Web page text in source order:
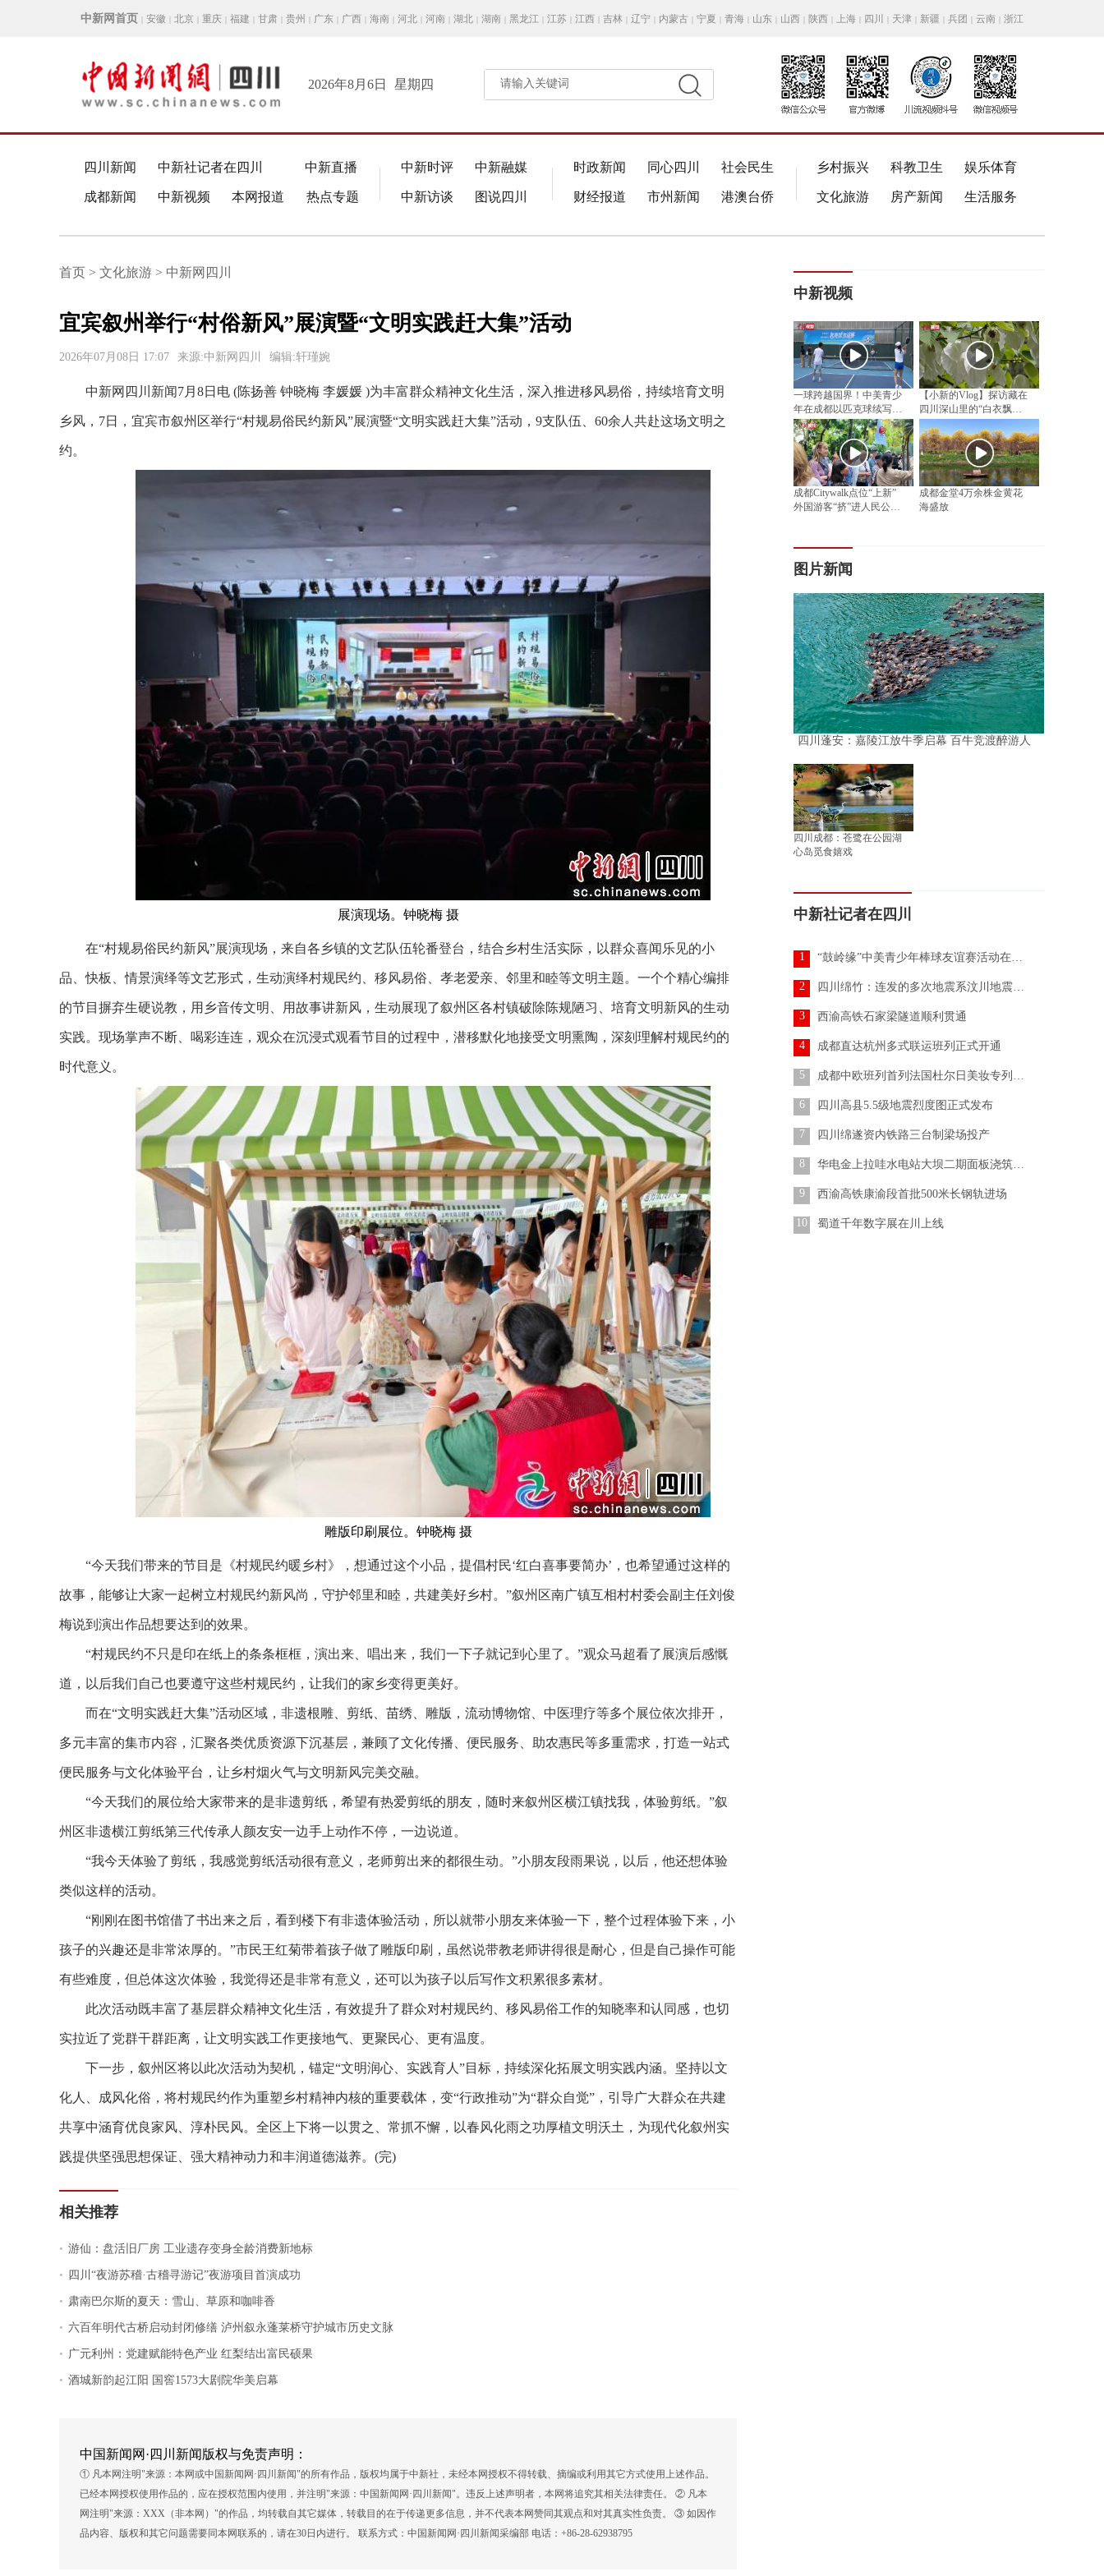
中新网首页 | 安徽 | 北京 | 重庆 | 福建 | 甘肃 | 贵州 | 广东 | 广西 | 海南 | 河北 | 河南 | 湖北 | 湖南 | 黑龙江 | 江苏 | 江西 | 吉林 | 辽宁 | 内蒙古 | 宁夏 | 青海 | 山东 | 山西 | 陕西 | 上海 | 四川 | 天津 | 新疆 | 兵团 | 云南 | 浙江
2026年8月6日 星期四 请输入关键词
四川新闻 中新社记者在四川 中新直播
成都新闻 中新视频 本网报道 热点专题
中新时评 中新融媒
中新访谈 图说四川
时政新闻 同心四川 社会民生
财经报道 市州新闻 港澳台侨
乡村振兴 科教卫生 娱乐体育
文化旅游 房产新闻 生活服务
首页 > 文化旅游 > 中新网四川
宜宾叙州举行“村俗新风”展演暨“文明实践赶大集”活动
2026年07月08日 17:07 来源:中新网四川 编辑:轩瑾婉
中新网四川新闻7月8日电 (陈扬善 钟晓梅 李媛媛 )为丰富群众精神文化生活，深入推进移风易俗，持续培育文明
乡风，7日，宜宾市叙州区举行“村规易俗民约新风”展演暨“文明实践赶大集”活动，9支队伍、60余人共赴这场文明之
约。
展演现场。钟晓梅 摄
在“村规易俗民约新风”展演现场，来自各乡镇的文艺队伍轮番登台，结合乡村生活实际，以群众喜闻乐见的小
品、快板、情景演绎等文艺形式，生动演绎村规民约、移风易俗、孝老爱亲、邻里和睦等文明主题。一个个精心编排
的节目摒弃生硬说教，用乡音传文明、用故事讲新风，生动展现了叙州区各村镇破除陈规陋习、培育文明新风的生动
实践。现场掌声不断、喝彩连连，观众在沉浸式观看节目的过程中，潜移默化地接受文明熏陶，深刻理解村规民约的
时代意义。
雕版印刷展位。钟晓梅 摄
“今天我们带来的节目是《村规民约暖乡村》，想通过这个小品，提倡村民‘红白喜事要简办’，也希望通过这样的
故事，能够让大家一起树立村规民约新风尚，守护邻里和睦，共建美好乡村。”叙州区南广镇互相村村委会副主任刘俊
梅说到演出作品想要达到的效果。
“村规民约不只是印在纸上的条条框框，演出来、唱出来，我们一下子就记到心里了。”观众马超看了展演后感慨
道，以后我们自己也要遵守这些村规民约，让我们的家乡变得更美好。
而在“文明实践赶大集”活动区域，非遗根雕、剪纸、苗绣、雕版，流动博物馆、中医理疗等多个展位依次排开，
多元丰富的集市内容，汇聚各类优质资源下沉基层，兼顾了文化传播、便民服务、助农惠民等多重需求，打造一站式
便民服务与文化体验平台，让乡村烟火气与文明新风完美交融。
“今天我们的展位给大家带来的是非遗剪纸，希望有热爱剪纸的朋友，随时来叙州区横江镇找我，体验剪纸。”叙
州区非遗横江剪纸第三代传承人颜友安一边手上动作不停，一边说道。
“我今天体验了剪纸，我感觉剪纸活动很有意义，老师剪出来的都很生动。”小朋友段雨果说，以后，他还想体验
类似这样的活动。
“刚刚在图书馆借了书出来之后，看到楼下有非遗体验活动，所以就带小朋友来体验一下，整个过程体验下来，小
孩子的兴趣还是非常浓厚的。”市民王红菊带着孩子做了雕版印刷，虽然说带教老师讲得很是耐心，但是自己操作可能
有些难度，但总体这次体验，我觉得还是非常有意义，还可以为孩子以后写作文积累很多素材。
此次活动既丰富了基层群众精神文化生活，有效提升了群众对村规民约、移风易俗工作的知晓率和认同感，也切
实拉近了党群干群距离，让文明实践工作更接地气、更聚民心、更有温度。
下一步，叙州区将以此次活动为契机，锚定“文明润心、实践育人”目标，持续深化拓展文明实践内涵。坚持以文
化人、成风化俗，将村规民约作为重塑乡村精神内核的重要载体，变“行政推动”为“群众自觉”，引导广大群众在共建
共享中涵育优良家风、淳朴民风。全区上下将一以贯之、常抓不懈，以春风化雨之功厚植文明沃土，为现代化叙州实
践提供坚强思想保证、强大精神动力和丰润道德滋养。(完)
相关推荐
. 游仙：盘活旧厂房 工业遗存变身全龄消费新地标
. 四川“夜游苏稽·古稽寻游记”夜游项目首演成功
. 肃南巴尔斯的夏天：雪山、草原和咖啡香
. 六百年明代古桥启动封闭修缮 泸州叙永蓬莱桥守护城市历史文脉
. 广元利州：党建赋能特色产业 红梨结出富民硕果
. 酒城新韵起江阳 国窖1573大剧院华美启幕
中国新闻网·四川新闻版权与免责声明：
① 凡本网注明"来源：本网或中国新闻网·四川新闻"的所有作品，版权均属于中新社，未经本网授权不得转载、摘编或利用其它方式使用上述作品。
已经本网授权使用作品的，应在授权范围内使用，并注明"来源：中国新闻网·四川新闻"。违反上述声明者，本网将追究其相关法律责任。 ② 凡本
网注明"来源：XXX（非本网）"的作品，均转载自其它媒体，转载目的在于传递更多信息，并不代表本网赞同其观点和对其真实性负责。 ③ 如因作
品内容、版权和其它问题需要同本网联系的，请在30日内进行。 联系方式：中国新闻网·四川新闻采编部 电话：+86-28-62938795
中新视频
一球跨越国界！中美青少
年在成都以匹克球续写民
间友好
【小新的Vlog】探访藏在
四川深山里的“白衣飘飘”
成都Citywalk点位“上新”
外国游客“挤”进人民公园
成都金堂4万余株金黄花
海盛放
图片新闻
四川蓬安：嘉陵江放牛季启幕 百牛竞渡醉游人
四川成都：苍鹭在公园湖
心岛觅食嬉戏
中新社记者在四川
1 “鼓岭缘”中美青少年棒球友谊赛活动在川收官
2 四川绵竹：连发的多次地震系汶川地震余震 无人员伤亡报告
3 西渝高铁石家梁隧道顺利贯通
4 成都直达杭州多式联运班列正式开通
5 成都中欧班列首列法国杜尔日美妆专列发车
6 四川高县5.5级地震烈度图正式发布
7 四川绵遂资内铁路三台制梁场投产
8 华电金上拉哇水电站大坝二期面板浇筑完成
9 西渝高铁康渝段首批500米长钢轨进场
10 蜀道千年数字展在川上线